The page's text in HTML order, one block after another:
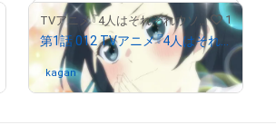
TVアニメ『4人はそれぞれウソをつく』公式 1
第1話 012 TVアニメ『4人はそれぞれウソをつく』
kaganさんが保有中